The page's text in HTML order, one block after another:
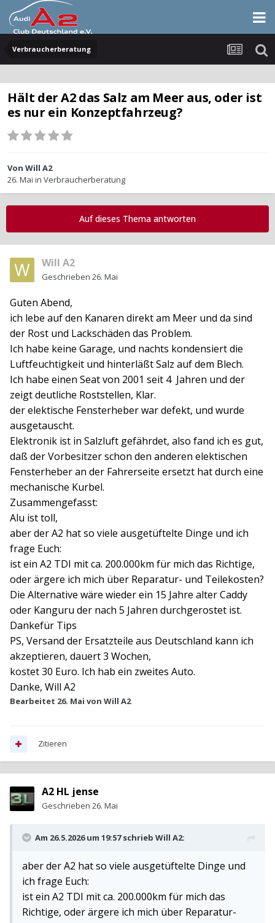
Verbraucherberatung
Hält der A2 das Salz am Meer aus, oder ist
es nur ein Konzeptfahrzeug?
Von Will A2
26. Mai in Verbraucherberatung
Auf dieses Thema antworten
Will A2
Geschrieben 26. Mai
Guten Abend,
ich lebe auf den Kanaren direkt am Meer und da sind
der Rost und Lackschäden das Problem.
Ich habe keine Garage, und nachts kondensiert die
Luftfeuchtigkeit und hinterläßt Salz auf dem Blech.
Ich habe einen Seat von 2001 seit 4 Jahren und der
zeigt deutliche Roststellen, Klar.
der elektische Fensterheber war defekt, und wurde
ausgetauscht.
Elektronik ist in Salzluft gefährdet, also fand ich es gut,
daß der Vorbesitzer schon den anderen elektischen
Fensterheber an der Fahrerseite ersetzt hat durch eine
mechanische Kurbel.
Zusammengefasst:
Alu ist toll,
aber der A2 hat so viele ausgetüftelte Dinge und ich
frage Euch:
ist ein A2 TDI mit ca. 200.000km für mich das Richtige,
oder ärgere ich mich über Reparatur- und Teilekosten?
Die Alternative wäre wieder ein 15 Jahre alter Caddy
oder Kanguru der nach 5 Jahren durchgerostet ist.
Dankefür Tips
PS, Versand der Ersatzteile aus Deutschland kann ich
akzeptieren, dauert 3 Wochen,
kostet 30 Euro. Ich hab ein zweites Auto.
Danke, Will A2
Bearbeitet 26. Mai von Will A2
Zitieren
A2 HL jense
Geschrieben 26. Mai
Am 26.5.2026 um 19:57 schrieb Will A2:
aber der A2 hat so viele ausgetüftelte Dinge und
ich frage Euch:
ist ein A2 TDI mit ca. 200.000km für mich das
Richtige, oder ärgere ich mich über Reparatur-